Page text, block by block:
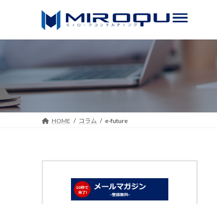
へ
ス
キ
ッ
ョ
ン
に
移
HOME コラム e-future